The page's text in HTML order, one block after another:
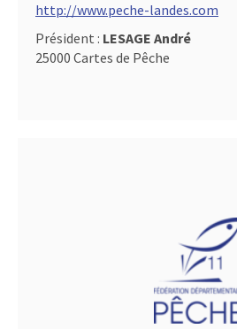
http://www.peche-landes.com
Président : LESAGE André
25000 Cartes de Pêche